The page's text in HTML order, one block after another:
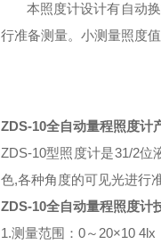
本照度计设计有自动换
行准备测量。小测量照度
ZDS-10全自动量程照度计
ZDS-10型照度计是31/2位
色,各种角度的可见光进行
ZDS-10全自动量程照度计
1.测量范围： 0～ 20×10 4lx